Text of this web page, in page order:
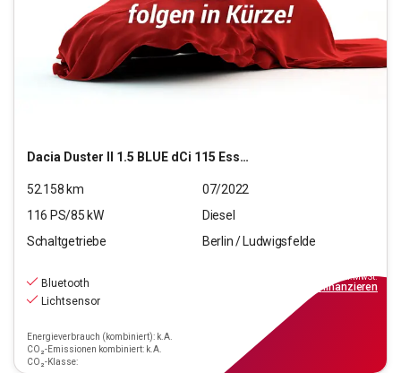
Dacia Duster II 1.5 BLUE dCi 115 Essential 2WD (EURO 6d)
52.158 km
07/2022
116 PS/85 kW
Diesel
Schaltgetriebe
Berlin / Ludwigsfelde
Bluetooth
Lichtsensor
Energieverbrauch (kombiniert): k.A.
CO₂-Emissionen kombiniert: k.A.
CO₂-Klasse:
inkl.MwSt.
finanzieren